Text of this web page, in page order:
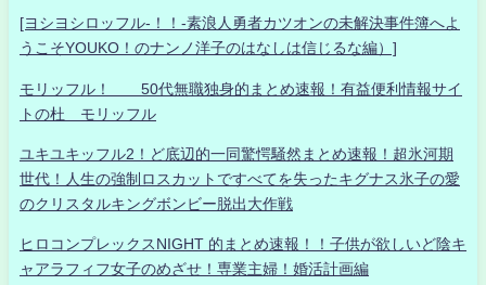
[ヨシヨシロッフル-！！-素浪人勇者カツオンの未解決事件簿へよ
うこそYOUKO！のナンノ洋子のはなしは信じるな編）]
モリッフル！ 50代無職独身的まとめ速報！有益便利情報サイ
トの杜 モリッフル
ユキユキッフル2！ど底辺的一同驚愕騒然まとめ速報！超氷河期
世代！人生の強制ロスカットですべてを失ったキグナス氷子の愛
のクリスタルキングボンビー脱出大作戦
ヒロコンプレックスNIGHT 的まとめ速報！！子供が欲しいど陰キ
ャアラフィフ女子のめざせ！専業主婦！婚活計画編